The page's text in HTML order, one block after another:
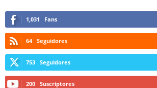
1,031 Fans
64 Seguidores
753 Seguidores
200 Suscriptores